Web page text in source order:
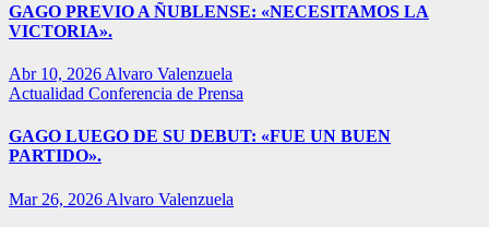
GAGO PREVIO A ÑUBLENSE: «NECESITAMOS LA
VICTORIA».
Abr 10, 2026 Alvaro Valenzuela
Actualidad Conferencia de Prensa
GAGO LUEGO DE SU DEBUT: «FUE UN BUEN
PARTIDO».
Mar 26, 2026 Alvaro Valenzuela